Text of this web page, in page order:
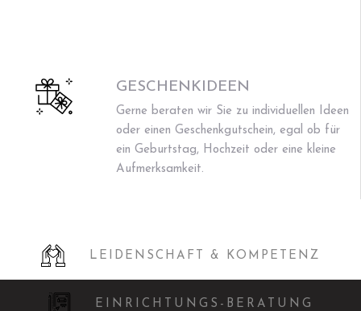
GESCHENKIDEEN
Gerne beraten wir Sie zu individuellen Ideen
oder einen Geschenkgutschein, egal ob für
ein Geburtstag, Hochzeit oder eine kleine
Aufmerksamkeit.
LEIDENSCHAFT & KOMPETENZ
EINRICHTUNGS-BERATUNG